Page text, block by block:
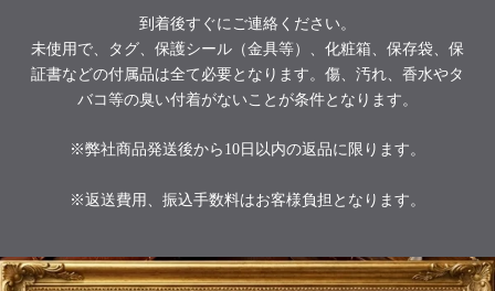
到着後すぐにご連絡ください。
未使用で、タグ、保護シール（金具等）、化粧箱、保存袋、保
証書などの付属品は全て必要となります。傷、汚れ、香水やタ
バコ等の臭い付着がないことが条件となります。
※弊社商品発送後から10日以内の返品に限ります。
※返送費用、振込手数料はお客様負担となります。